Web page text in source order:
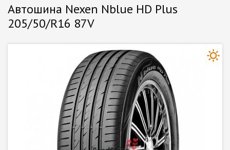
Автошина Nexen Nblue HD Plus
205/50/R16 87V